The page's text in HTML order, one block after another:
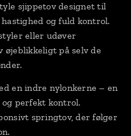
sjippetov designet til
og fuld kontrol.
eller udøver
øjeblikkeligt på selv de
en indre nylonkerne – en
perfekt kontrol.
springtov, der følger